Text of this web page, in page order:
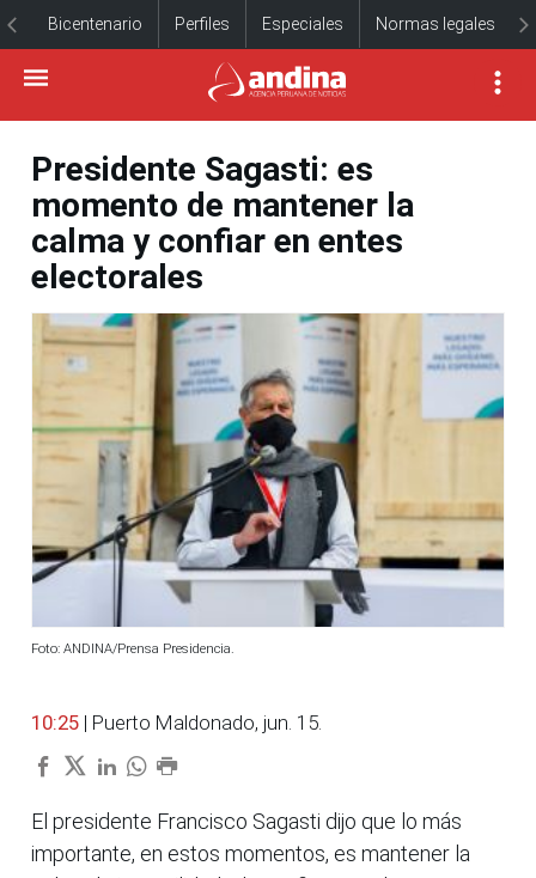
Bicentenario Perfiles Especiales Normas legales
Presidente Sagasti: es
momento de mantener la
calma y confiar en entes
electorales
Foto: ANDINA/Prensa Presidencia.
10:25 | Puerto Maldonado, jun. 15.
El presidente Francisco Sagasti dijo que lo más
importante, en estos momentos, es mantener la